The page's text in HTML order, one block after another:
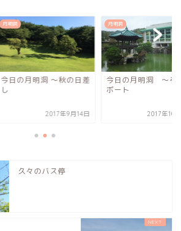
月明洞
今日の月明洞 〜秋の日差
し
2017年9月14日
月明洞
今日の月明洞 〜手
ボート
2017年10
久々のバス停